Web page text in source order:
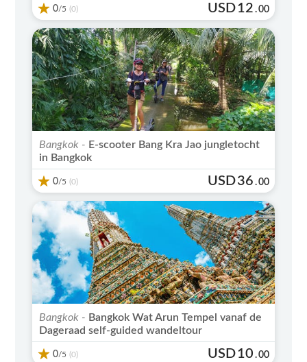
0/5 (0) USD12 .00
Bangkok - E-scooter Bang Kra Jao jungletocht
in Bangkok
0/5 (0) USD36 .00
Bangkok - Bangkok Wat Arun Tempel vanaf de
Dageraad self-guided wandeltour
0/5 (0) USD10 .00